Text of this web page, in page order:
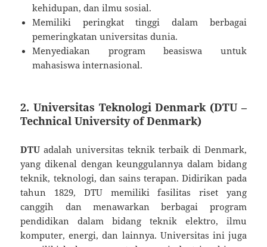
kehidupan, dan ilmu sosial.
Memiliki peringkat tinggi dalam berbagai
pemeringkatan universitas dunia.
Menyediakan program beasiswa untuk
mahasiswa internasional.
2. Universitas Teknologi Denmark (DTU –
Technical University of Denmark)
DTU adalah universitas teknik terbaik di Denmark,
yang dikenal dengan keunggulannya dalam bidang
teknik, teknologi, dan sains terapan. Didirikan pada
tahun 1829, DTU memiliki fasilitas riset yang
canggih dan menawarkan berbagai program
pendidikan dalam bidang teknik elektro, ilmu
komputer, energi, dan lainnya. Universitas ini juga